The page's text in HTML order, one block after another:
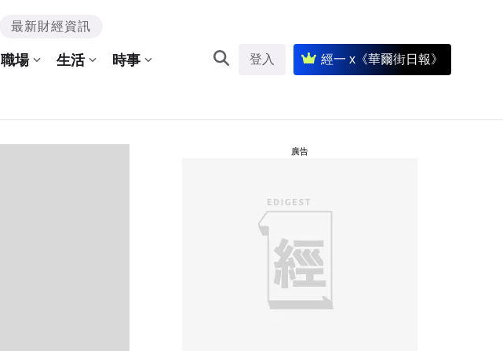
最新財經資訊
職場 生活 時事 登入 經一 x《華爾街日報》
廣告